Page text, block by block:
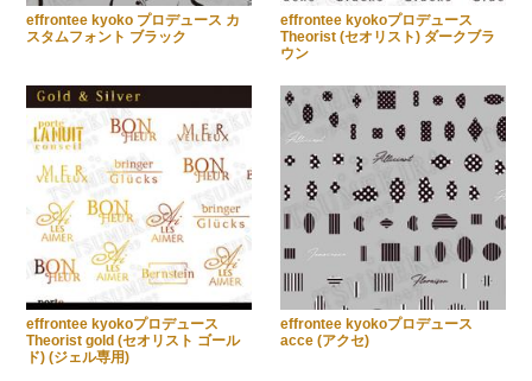
effrontee kyoko プロデュース カ
スタムフォント ブラック
effrontee kyokoプロデュース
Theorist (セオリスト) ダークブラ
ウン
effrontee kyokoプロデュース
Theorist gold (セオリスト ゴール
ド) (ジェル専用)
effrontee kyokoプロデュース
acce (アクセ)